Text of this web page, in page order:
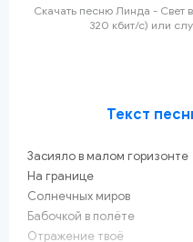
Скачать песню Линда - Свет
320 кбит/с) или
Текст
Засияло в малом горизонте
На границе
Солнечных миров
Бабочкой в полёте
Отражение твоё